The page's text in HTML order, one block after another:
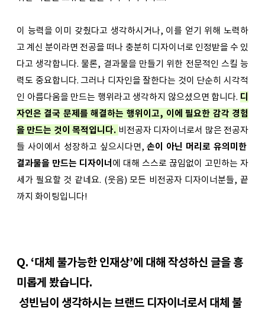
이 능력을 이미 갖췄다고 생각하시거나, 이를 얻기 위해 노력하
고 계신 분이라면 전공을 떠나 충분히 디자이너로 인정받을 수 있
다고 생각합니다. 물론, 결과물을 만들기 위한 전문적인 스킬 능
력도 중요합니다. 그러나 디자인을 잘한다는 것이 단순히 시각적
인 아름다움을 만드는 행위라고 생각하지 않으셨으면 합니다. 디
자인은 결국 문제를 해결하는 행위이고, 이에 필요한 감각 경험
을 만드는 것이 목적입니다. 비전공자 디자이너로서 많은 전공자
들 사이에서 성장하고 싶으시다면, 손이 아닌 머리로 유의미한
결과물을 만드는 디자이너 에 대해 스스로 끊임없이 고민하는 자
세가 필요할 것 같네요. (웃음) 모든 비전공자 디자이너분들, 끝
까지 화이팅입니다!
Q. ‘대체 불가능한 인재상’에 대해 작성하신 글을 흥
미롭게 봤습니다.